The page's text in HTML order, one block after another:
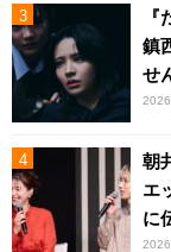
鎮
せ
朝
エ
に